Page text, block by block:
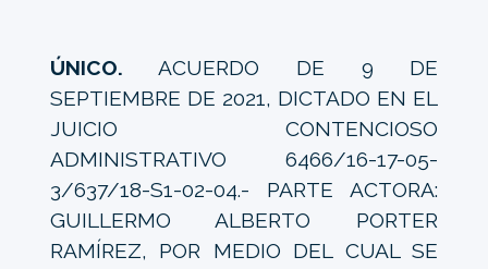
ÚNICO. ACUERDO DE 9 DE
SEPTIEMBRE DE 2021, DICTADO EN EL
JUICIO CONTENCIOSO
ADMINISTRATIVO 6466/16-17-05-
3/637/18-S1-02-04.- PARTE ACTORA:
GUILLERMO ALBERTO PORTER
RAMÍREZ, POR MEDIO DEL CUAL SE